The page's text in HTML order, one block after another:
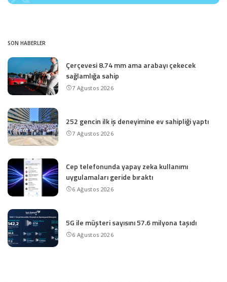
SON HABERLER
Çerçevesi 8.74 mm ama arabayı çekecek
sağlamlığa sahip
7 Ağustos 2026
252 gencin ilk iş deneyimine ev sahipliği yaptı
7 Ağustos 2026
Cep telefonunda yapay zeka kullanımı
uygulamaları geride bıraktı
6 Ağustos 2026
5G ile müşteri sayısını 57.6 milyona taşıdı
6 Ağustos 2026